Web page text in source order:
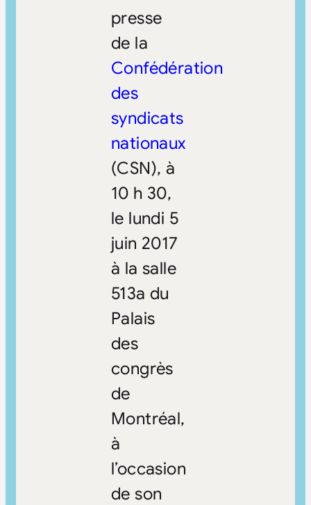
presse
de la
Confédération
des
syndicats
nationaux
(CSN), à
10 h 30,
le lundi 5
juin 2017
à la salle
513a du
Palais
des
congrès
de
Montréal,
à
l’occasion
de son